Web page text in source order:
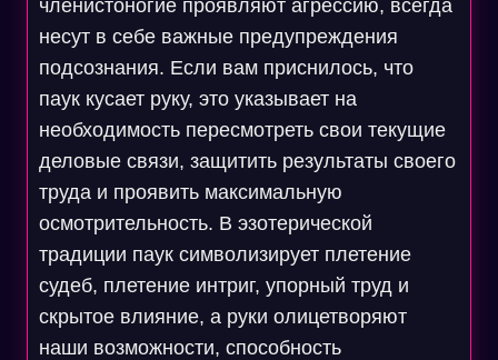
членистоногие проявляют агрессию, всегда
несут в себе важные предупреждения
подсознания. Если вам приснилось, что
паук кусает руку, это указывает на
необходимость пересмотреть свои текущие
деловые связи, защитить результаты своего
труда и проявить максимальную
осмотрительность. В эзотерической
традиции паук символизирует плетение
судеб, плетение интриг, упорный труд и
скрытое влияние, а руки олицетворяют
наши возможности, способность